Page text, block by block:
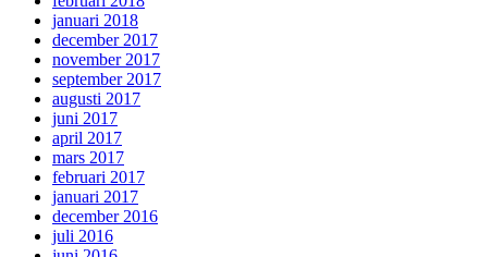
januari 2018
december 2017
november 2017
september 2017
augusti 2017
juni 2017
april 2017
mars 2017
februari 2017
januari 2017
december 2016
juli 2016